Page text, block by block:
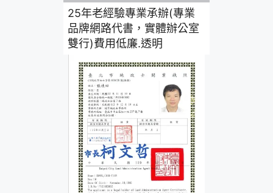
25年老經驗專業承辦(專業
品牌網路代書，實體辦公室
雙行)費用低廉.透明